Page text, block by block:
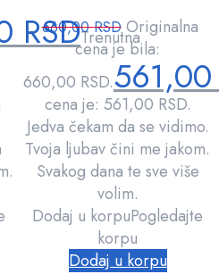
RSDTrenutna
660,00RSD Originalna
cena je bila:
660,00 RSD.
cena je: 561,00 RSD.
Jedva čekam da se vidimo.
Tvoja ljubav čini me jakom.
Svakog dana te sve više
volim.
Dodaj u korpuPogledajte
korpu
Dodaj u korpu